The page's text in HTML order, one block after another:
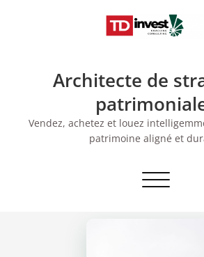
Architecte de
Vendez, achetez et louez
patrimoine aligné et
Afficher/